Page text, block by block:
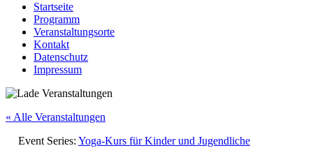
Startseite
Programm
Veranstaltungsorte
Kontakt
Datenschutz
Impressum
« Alle Veranstaltungen
Event Series: Yoga-Kurs für Kinder und Jugendliche